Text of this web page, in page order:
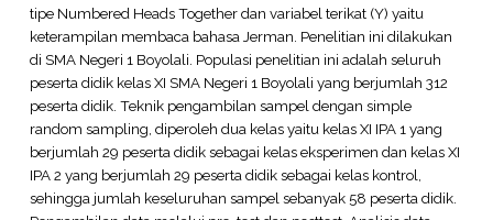
tipe Numbered Heads Together dan variabel terikat (Y) yaitu
keterampilan membaca bahasa Jerman. Penelitian ini dilakukan
di SMA Negeri 1 Boyolali. Populasi penelitian ini adalah seluruh
peserta didik kelas XI SMA Negeri 1 Boyolali yang berjumlah 312
peserta didik. Teknik pengambilan sampel dengan simple
random sampling, diperoleh dua kelas yaitu kelas XI IPA 1 yang
berjumlah 29 peserta didik sebagai kelas eksperimen dan kelas XI
IPA 2 yang berjumlah 29 peserta didik sebagai kelas kontrol,
sehingga jumlah keseluruhan sampel sebanyak 58 peserta didik.